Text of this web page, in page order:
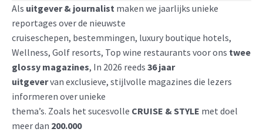
Als uitgever & journalist maken we jaarlijks unieke
reportages over de nieuwste
cruiseschepen, bestemmingen, luxury boutique hotels,
Wellness, Golf resorts, Top wine restaurants voor ons twee
glossy magazines, In 2026 reeds 36 jaar
uitgevervan exclusieve, stijlvolle magazines die lezers
informeren over unieke
thema’s. Zoals het sucesvolle CRUISE & STYLE met doel
meer dan 200.000